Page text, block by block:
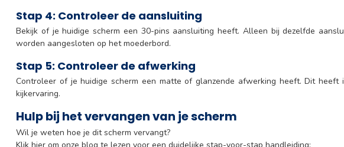
Stap 4: Controleer de aansluiting
Bekijk of je huidige scherm een 30-pins aansluiting heeft. Alleen bij dezelfde
worden aangesloten op het moederbord.
Stap 5: Controleer de afwerking
Controleer of je huidige scherm een matte of glanzende afwerking heeft. Dit
kijkervaring.
Hulp bij het vervangen van je scherm
Wil je weten hoe je dit scherm vervangt?
Klik hier om onze blog te lezen voor een duidelijke stap-voor-stap handleiding: